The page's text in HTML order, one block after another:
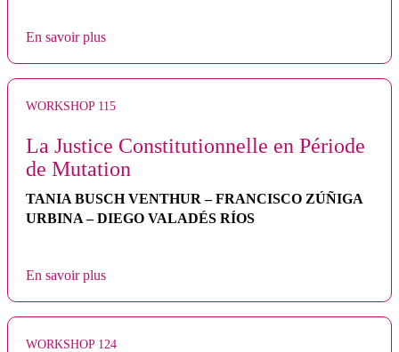
En savoir plus
WORKSHOP 115
La Justice Constitutionnelle en Période
de Mutation
TANIA BUSCH VENTHUR – FRANCISCO ZÚÑIGA
URBINA – DIEGO VALADÉS RÍOS
En savoir plus
WORKSHOP 124